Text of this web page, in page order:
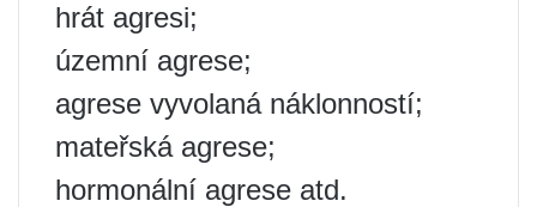
hrát agresi;
územní agrese;
agrese vyvolaná náklonností;
mateřská agrese;
hormonální agrese atd.